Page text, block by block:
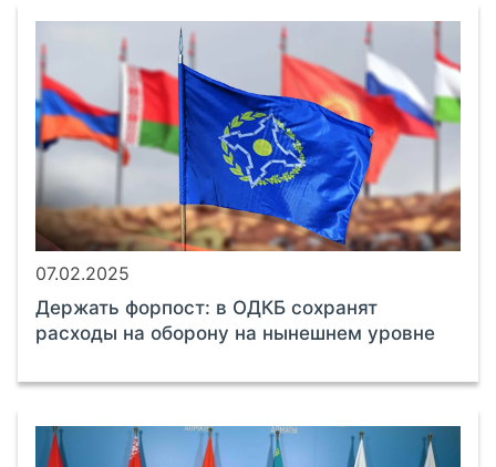
07.02.2025
Держать форпост: в ОДКБ сохранят
расходы на оборону на нынешнем уровне